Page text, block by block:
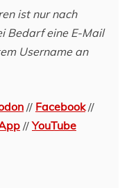
ist nur nach
Bedarf eine E-Mail
Username an
// Facebook//
//YouTube